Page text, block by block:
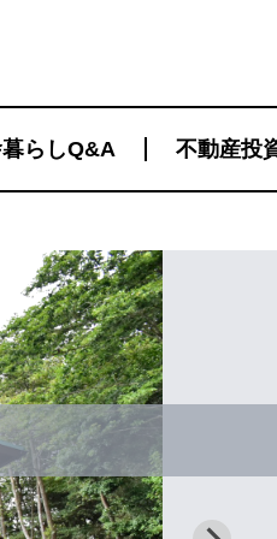
らしQ&A 不動産投